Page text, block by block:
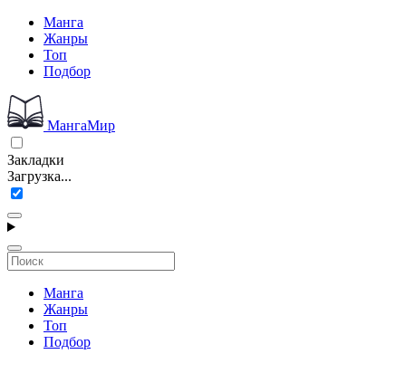
Манга
Жанры
Топ
Подбор
МангаМир
Закладки
Загрузка...
Манга
Жанры
Топ
Подбор